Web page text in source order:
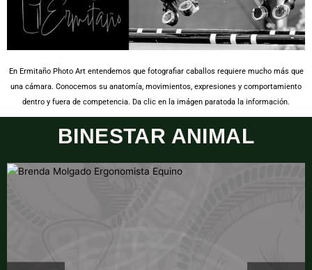
En Ermitaño Photo Art entendemos que fotografiar caballos requiere mucho más que
una cámara. Conocemos su anatomía, movimientos, expresiones y comportamiento
dentro y fuera de competencia. Da clic en la imágen paratoda la información.
BINESTAR ANIMAL